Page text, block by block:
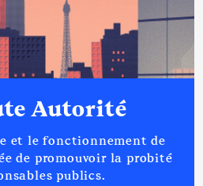
Autorité
et le fonctionnement de
de promouvoir la probité
publics.